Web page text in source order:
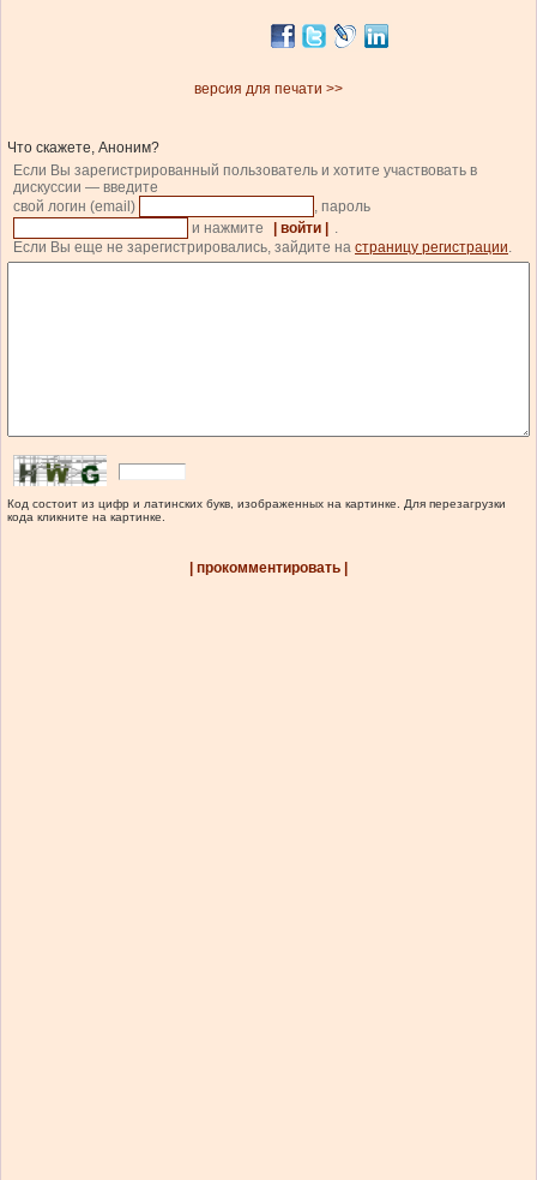
версия для печати >>
Что скажете, Аноним?
Если Вы зарегистрированный пользователь и хотите участвовать в
дискуссии — введите
свой логин (email)
, пароль
и нажмите
| войти |
.
Если Вы еще не зарегистрировались, зайдите на страницу регистрации.
Код состоит из цифр и латинских букв, изображенных на картинке. Для перезагрузки
кода кликните на картинке.
| прокомментировать |